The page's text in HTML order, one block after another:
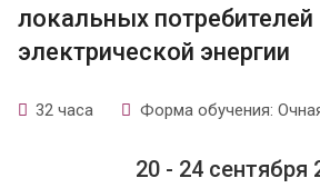
локальных потребителей
электрической энергии
32 часа Форма обучения:
20 - 24 сентября